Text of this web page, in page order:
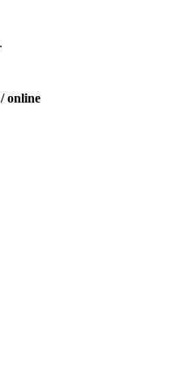
.
online